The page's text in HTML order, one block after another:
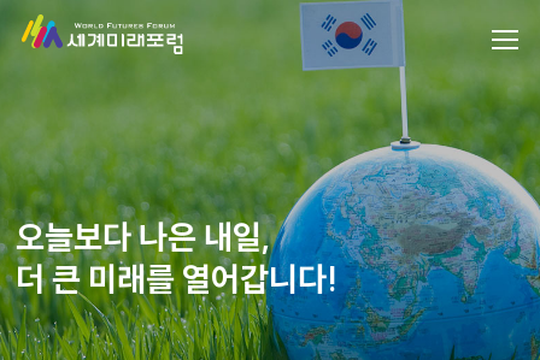
오늘보다 나은 내일,
더 큰 미래를 열어갑니다!